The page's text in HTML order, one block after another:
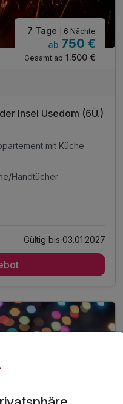
7 Tage | 6 Nächte
ab 750 €
Gesamt ab 1.500 €
Insel Usedom (6Ü.)
mit Küche
Handtücher
Gültig bis 03.01.2027